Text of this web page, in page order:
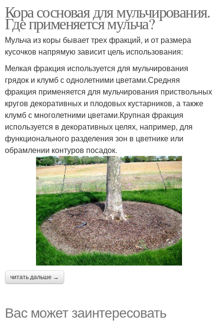
Кора сосновая для мульчирования.
Где применяется мульча?
Мульча из коры бывает трех фракций, и от размера
кусочков напрямую зависит цель использования:
Мелкая фракция используется для мульчирования
грядок и клумб с однолетними цветами.Средняя
фракция применяется для мульчирования приствольных
кругов декоративных и плодовых кустарников, а также
клумб с многолетними цветами.Крупная фракция
используется в декоративных целях, например, для
функционального разделения зон в цветнике или
обрамлении контуров посадок.
читать дальше →
Вас может заинтересовать